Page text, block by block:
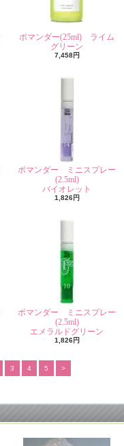
ポマンダー(25ml) ライム
グリーン
7,458円
ポマンダー ミニスプレー
(2.5ml)
バイオレット
1,826円
ポマンダー ミニスプレー
(2.5ml)
エメラルドグリーン
1,826円
3 4 5 >